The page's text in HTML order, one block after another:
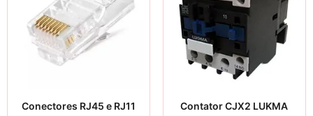
Conectores RJ45 e RJ11 Contator CJX2 LUKMA